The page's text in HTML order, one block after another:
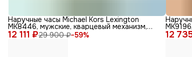
12 111 ₽29 900 ₽−59%
Наручные часы Michael Kors Lexington
MK8446, мужские, кварцевый механизм,
золотые 12